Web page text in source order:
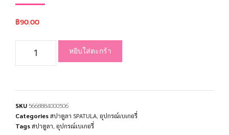
฿90.00
หยิบใส่ตะกร้า
SKU5668884000506
Categoriesสปาตูลา SPATULA อุปกรณ์เบเกอรี่
Tagsสปาตูลา อุปกรณ์เบเกอรี่